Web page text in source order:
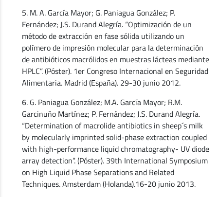
5. M. A. García Mayor; G. Paniagua González; P.
Fernández; J.S. Durand Alegría. “Optimización de un
método de extracción en fase sólida utilizando un
polímero de impresión molecular para la determinación
de antibióticos macrólidos en muestras lácteas mediante
HPLC”. (Póster). 1er Congreso Internacional en Seguridad
Alimentaria. Madrid (España). 29-30 junio 2012.
6. G. Paniagua González; M.A. García Mayor; R.M.
Garcinuño Martínez; P. Fernández; J.S. Durand Alegría.
“Determination of macrolide antibiotics in sheep´s milk
by molecularly imprinted solid-phase extraction coupled
with high-performance liquid chromatography- UV diode
array detection”. (Póster). 39th International Symposium
on High Liquid Phase Separations and Related
Techniques. Amsterdam (Holanda).16-20 junio 2013.